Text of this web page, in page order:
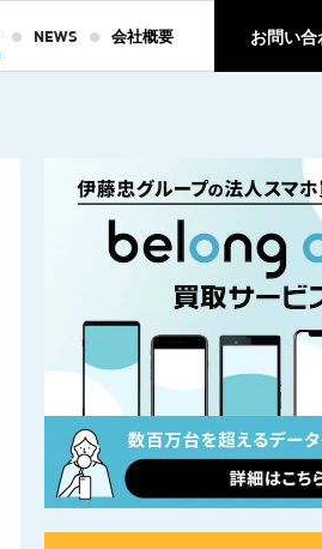
NEWS 会社概要 お問い合